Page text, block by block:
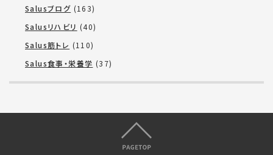
Salusブログ (163)
Salusリハビリ (40)
Salus筋トレ (110)
Salus食事・栄養学 (37)